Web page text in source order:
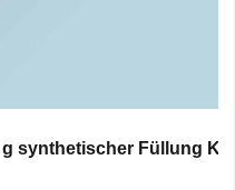
g synthetischer Füllung